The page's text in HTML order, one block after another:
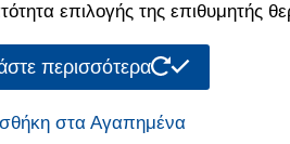
επιλογής της επιθυμητής
περισσότερα
στα Αγαπημένα